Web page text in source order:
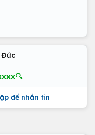
Đức
để nhắn tin